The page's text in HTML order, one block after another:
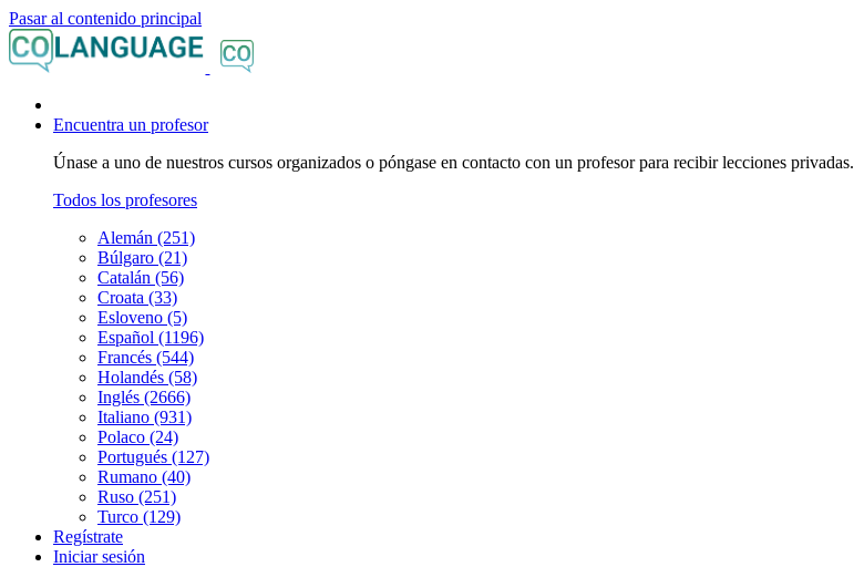
Pasar al contenido principal
Encuentra un profesor
Únase a uno de nuestros cursos organizados o póngase en contacto con un profesor para recibir lecciones privadas.
Todos los profesores
Alemán (251)
Búlgaro (21)
Catalán (56)
Croata (33)
Esloveno (5)
Español (1196)
Francés (544)
Holandés (58)
Inglés (2666)
Italiano (931)
Polaco (24)
Portugués (127)
Rumano (40)
Ruso (251)
Turco (129)
Regístrate
Iniciar sesión